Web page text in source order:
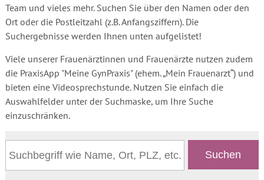
Team und vieles mehr. Suchen Sie über den Namen oder den
Ort oder die Postleitzahl (z.B. Anfangsziffern). Die
Suchergebnisse werden Ihnen unten aufgelistet!
Viele unserer Frauenärztinnen und Frauenärzte nutzen zudem
die PraxisApp "Meine GynPraxis" (ehem. „Mein Frauenarzt“) und
bieten eine Videosprechstunde. Nutzen Sie einfach die
Auswahlfelder unter der Suchmaske, um Ihre Suche
einzuschränken.